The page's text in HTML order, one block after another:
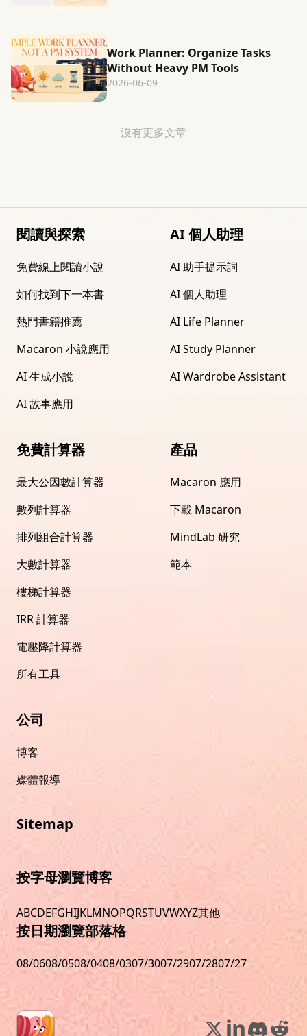
Work Planner: Organize Tasks
Without Heavy PM Tools
2026-06-09
沒有更多文章
閱讀與探索
免費線上閱讀小說
如何找到下一本書
熱門書籍推薦
Macaron 小說應用
AI 生成小說
AI 故事應用
AI 個人助理
AI 助手提示詞
AI 個人助理
AI Life Planner
AI Study Planner
AI Wardrobe Assistant
免費計算器
最大公因數計算器
數列計算器
排列組合計算器
大數計算器
樓梯計算器
IRR 計算器
電壓降計算器
所有工具
產品
Macaron 應用
下載 Macaron
MindLab 研究
範本
公司
博客
媒體報導
Sitemap
按字母瀏覽博客
ABCDEFGHIJKLMNOPQRSTUVWXYZ其他
按日期瀏覽部落格
08/0608/0508/0408/0307/3007/2907/2807/27